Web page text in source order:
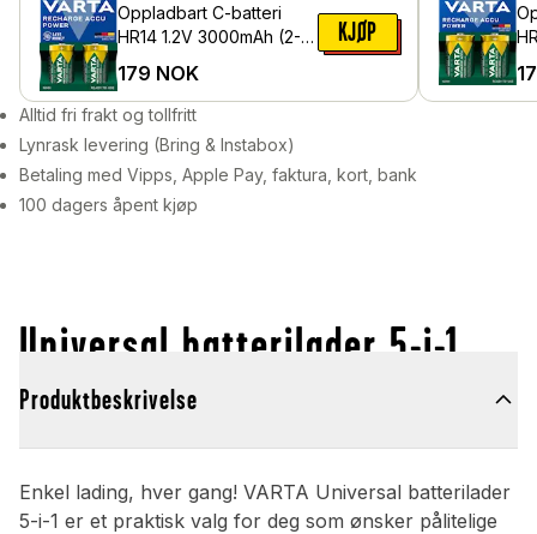
Oppladbart C-batteri
HR14 1.2V 3000mAh (2-
179 NOK
KJØP
Alltid fri frakt og tollfritt
Lynrask levering (Bring & Instabox)
Betaling med Vipps, Apple Pay, faktura, kort, bank
100 dagers åpent kjøp
Universal batterilader 5-i-1
Produktbeskrivelse
Enkel lading, hver gang! VARTA Universal batterilader
5-i-1 er et praktisk valg for deg som ønsker pålitelige